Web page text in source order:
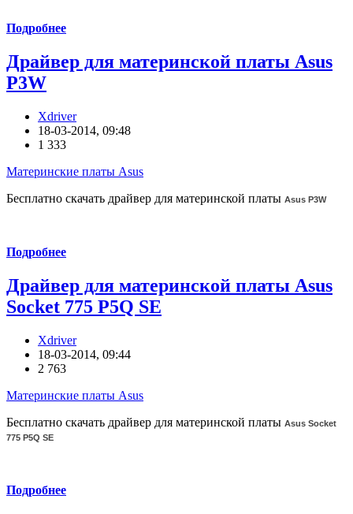
Подробнее
Драйвер для материнской платы Asus
P3W
Xdriver
18-03-2014, 09:48
1 333
Материнские платы Asus
Бесплатно скачать драйвер для материнской платы Asus P3W
Подробнее
Драйвер для материнской платы Asus
Socket 775 P5Q SE
Xdriver
18-03-2014, 09:44
2 763
Материнские платы Asus
Бесплатно скачать драйвер для материнской платы Asus Socket
775 P5Q SE
Подробнее